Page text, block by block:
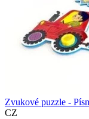
Zvukové puzzle -
CZ